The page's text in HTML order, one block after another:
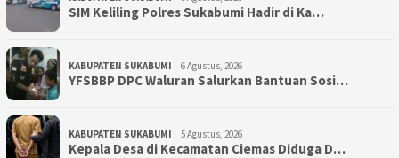
SIM Keliling Polres Sukabumi Hadir di Ka…
KABUPATEN SUKABUMI 6 Agustus, 2026
YFSBBP DPC Waluran Salurkan Bantuan Sosi…
KABUPATEN SUKABUMI 5 Agustus, 2026
Kepala Desa di Kecamatan Ciemas Diduga D…